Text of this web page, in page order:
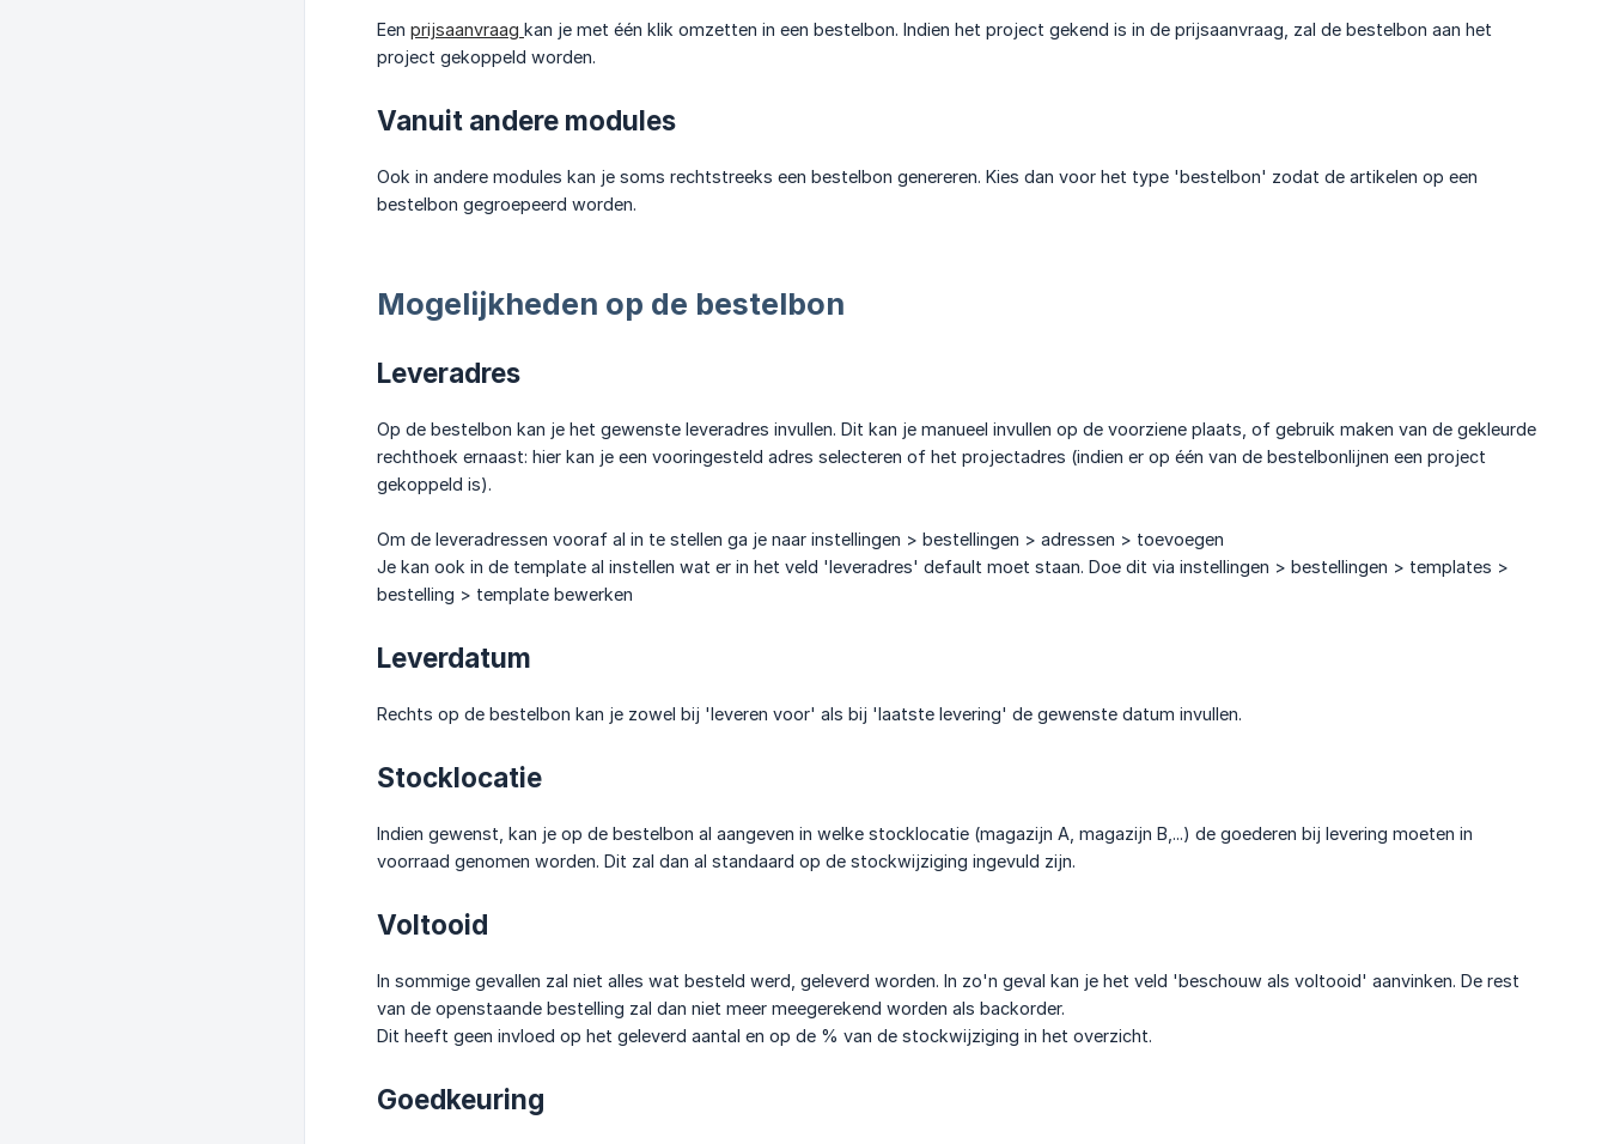
Een prijsaanvraag kan je met één klik omzetten in een bestelbon. Indien het project gekend is in de prijsaanvraag, zal de bestelbon aan het
project gekoppeld worden.
Vanuit andere modules
Ook in andere modules kan je soms rechtstreeks een bestelbon genereren. Kies dan voor het type 'bestelbon' zodat de artikelen op een
bestelbon gegroepeerd worden.
Mogelijkheden op de bestelbon
Leveradres
Op de bestelbon kan je het gewenste leveradres invullen. Dit kan je manueel invullen op de voorziene plaats, of gebruik maken van de gekleurde
rechthoek ernaast: hier kan je een vooringesteld adres selecteren of het projectadres (indien er op één van de bestelbonlijnen een project
gekoppeld is).
Om de leveradressen vooraf al in te stellen ga je naar instellingen > bestellingen > adressen > toevoegen
Je kan ook in de template al instellen wat er in het veld 'leveradres' default moet staan. Doe dit via instellingen > bestellingen > templates >
bestelling > template bewerken
Leverdatum
Rechts op de bestelbon kan je zowel bij 'leveren voor' als bij 'laatste levering' de gewenste datum invullen.
Stocklocatie
Indien gewenst, kan je op de bestelbon al aangeven in welke stocklocatie (magazijn A, magazijn B,...) de goederen bij levering moeten in
voorraad genomen worden. Dit zal dan al standaard op de stockwijziging ingevuld zijn.
Voltooid
In sommige gevallen zal niet alles wat besteld werd, geleverd worden. In zo'n geval kan je het veld 'beschouw als voltooid' aanvinken. De rest
van de openstaande bestelling zal dan niet meer meegerekend worden als backorder.
Dit heeft geen invloed op het geleverd aantal en op de % van de stockwijziging in het overzicht.
Goedkeuring